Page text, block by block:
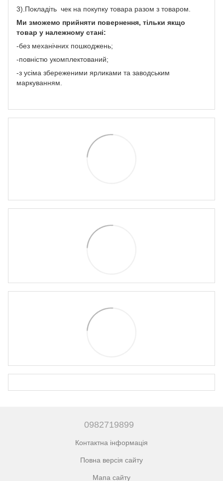
3).Покладіть чек на покупку товара разом з товаром.
Ми зможемо прийняти повернення, тільки якщо
товар у належному стані:
-без механічних пошкоджень;
-повністю укомплектований;
-з усіма збереженими ярликами та заводським
маркуванням.
0982719899
Контактна інформація
Повна версія сайту
Мапа сайту